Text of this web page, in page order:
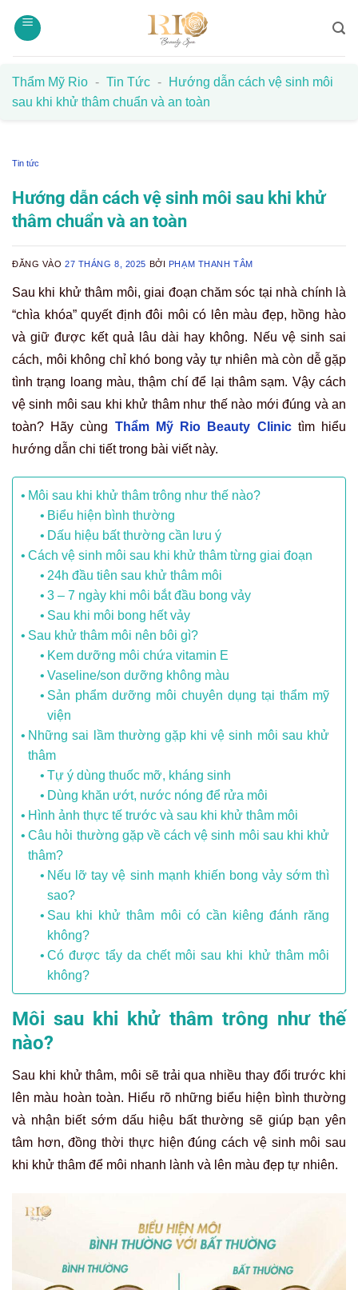
qua
Thẩm Mỹ Rio - Tin Tức -
Hướng dẫn cách vệ sinh môi
sau khi khử thâm chuẩn và an toàn
Tin tức
Hướng dẫn cách vệ sinh môi sau khi khử
thâm chuẩn và an toàn
ĐĂNG VÀO27 THÁNG 8, 2025 BỞI PHẠM THANH TÂM
Sau khi khử thâm môi, giai đoạn chăm sóc tại nhà chính là
“chìa khóa” quyết định đôi môi có lên màu đẹp, hồng hào
và giữ được kết quả lâu dài hay không. Nếu vệ sinh sai
cách, môi không chỉ khó bong vảy tự nhiên mà còn dễ gặp
tình trạng loang màu, thậm chí để lại thâm sạm. Vậy cách
vệ sinh môi sau khi khử thâm như thế nào mới đúng và an
toàn? Hãy cùng Thẩm Mỹ Rio Beauty Clinictìm hiểu
hướng dẫn chi tiết trong bài viết này.
Môi sau khi khử thâm trông như thế nào?
Biểu hiện bình thường
Dấu hiệu bất thường cần lưu ý
Cách vệ sinh môi sau khi khử thâm từng giai đoạn
24h đầu tiên sau khử thâm môi
3 – 7 ngày khi môi bắt đầu bong vảy
Sau khi môi bong hết vảy
Sau khử thâm môi nên bôi gì?
Kem dưỡng môi chứa vitamin E
Vaseline/son dưỡng không màu
Sản phẩm dưỡng môi chuyên dụng tại thẩm mỹ
viện
Những sai lầm thường gặp khi vệ sinh môi sau khử
thâm
Tự ý dùng thuốc mỡ, kháng sinh
Dùng khăn ướt, nước nóng để rửa môi
Hình ảnh thực tế trước và sau khi khử thâm môi
Câu hỏi thường gặp về cách vệ sinh môi sau khi khử
thâm?
Nếu lỡ tay vệ sinh mạnh khiến bong vảy sớm thì
sao?
Sau khi khử thâm môi có cần kiêng đánh răng
không?
Có được tẩy da chết môi sau khi khử thâm môi
không?
Môi sau khi khử thâm trông như thế
nào?
Sau khi khử thâm, môi sẽ trải qua nhiều thay đổi trước khi
lên màu hoàn toàn. Hiểu rõ những biểu hiện bình thường
và nhận biết sớm dấu hiệu bất thường sẽ giúp bạn yên
tâm hơn, đồng thời thực hiện đúng cách vệ sinh môi sau
khi khử thâm để môi nhanh lành và lên màu đẹp tự nhiên.